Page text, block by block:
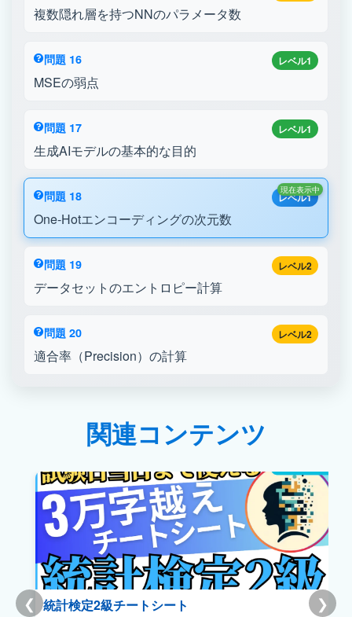
複数隠れ層を持つNNのパラメータ数
レベル1
問題 16
MSEの弱点
レベル1
問題 17
生成AIモデルの基本的な目的
レベル1
問題 18
One-Hotエンコーディングの次元数
現在表示中
レベル2
問題 19
データセットのエントロピー計算
レベル2
問題 20
適合率（Precision）の計算
関連コンテンツ
❮ ❯
統計検定2級チートシート